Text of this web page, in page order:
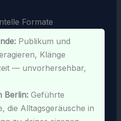
Formate
Publikum und
Klänge
— unvorhersehbar,
Berlin:Geführte
die Alltagsgeräusche in